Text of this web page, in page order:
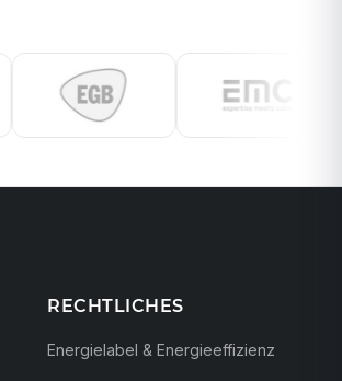
RECHTLICHES
Energielabel & Energieeffizienz